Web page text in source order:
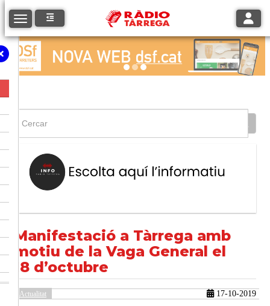
Toggle navigation
Manifestació a Tàrrega amb
motiu de la Vaga General el
18 d’octubre
Actualitat 17-10-2019